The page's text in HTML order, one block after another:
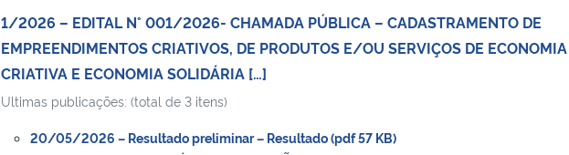
1/2026 – EDITAL N° 001/2026- CHAMADA PÚBLICA – CADASTRAMENTO DE
EMPREENDIMENTOS CRIATIVOS, DE PRODUTOS E/OU SERVIÇOS DE ECONOMIA
CRIATIVA E ECONOMIA SOLIDÁRIA […]
Ultimas publicações: (total de 3 itens)
20/05/2026 – Resultado preliminar – Resultado (pdf 57 KB)